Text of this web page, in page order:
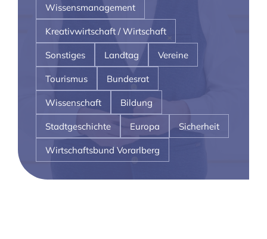
Wissensmanagement
Kreativwirtschaft / Wirtschaft
Sonstiges Landtag Vereine
Tourismus Bundesrat
Wissenschaft Bildung
Stadtgeschichte Europa Sicherheit
Wirtschaftsbund Vorarlberg